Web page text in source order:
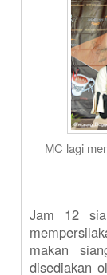
MC lagi
Jam 12
makan
disediakan